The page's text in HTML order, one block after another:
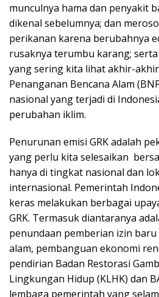
munculnya hama dan penyakit
dikenal sebelumnya; dan
perikanan karena berubahnya
rusaknya terumbu karang;
yang sering kita lihat akhir-
Penanganan Bencana Alam
nasional yang terjadi di
perubahan iklim.
Penurunan emisi GRK adalah
yang perlu kita selesaikan
hanya di tingkat nasional dan
internasional. Pemerintah
keras melakukan berbagai
GRK. Termasuk diantaranya
penundaan pemberian izin
alam, pembanguan ekonomi
pendirian Badan Restorasi
Lingkungan Hidup (KLHK) dan
lembaga pemerintah yang